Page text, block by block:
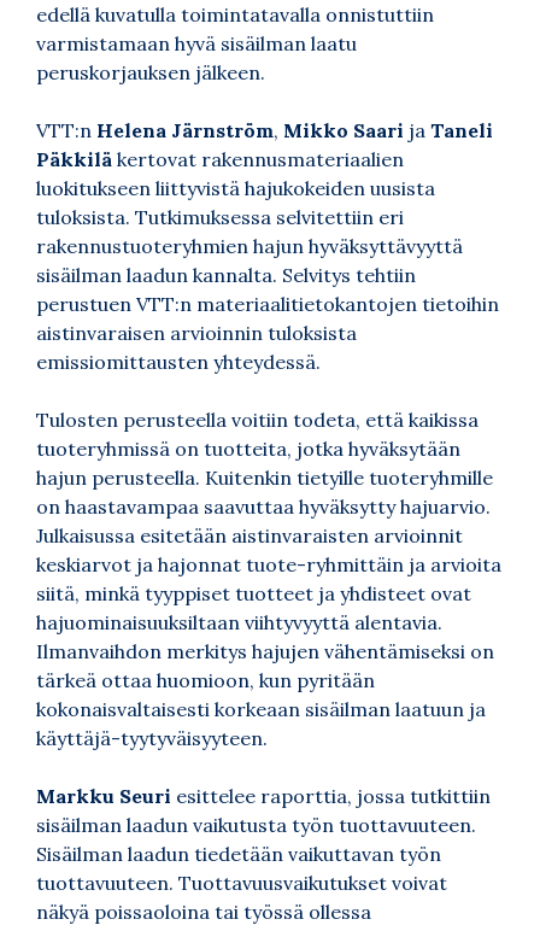
edellä kuvatulla toimintatavalla onnistuttiin
varmistamaan hyvä sisäilman laatu
peruskorjauksen jälkeen.
VTT:n Helena Järnström, Mikko Saari ja Taneli
Päkkilä kertovat rakennusmateriaalien
luokitukseen liittyvistä hajukokeiden uusista
tuloksista. Tutkimuksessa selvitettiin eri
rakennustuoteryhmien hajun hyväksyttävyyttä
sisäilman laadun kannalta. Selvitys tehtiin
perustuen VTT:n materiaalitietokantojen tietoihin
aistinvaraisen arvioinnin tuloksista
emissiomittausten yhteydessä.
Tulosten perusteella voitiin todeta, että kaikissa
tuoteryhmissä on tuotteita, jotka hyväksytään
hajun perusteella. Kuitenkin tietyille tuoteryhmille
on haastavampaa saavuttaa hyväksytty hajuarvio.
Julkaisussa esitetään aistinvaraisten arvioinnit
keskiarvot ja hajonnat tuote-ryhmittäin ja arvioita
siitä, minkä tyyppiset tuotteet ja yhdisteet ovat
hajuominaisuuksiltaan viihtyvyyttä alentavia.
Ilmanvaihdon merkitys hajujen vähentämiseksi on
tärkeä ottaa huomioon, kun pyritään
kokonaisvaltaisesti korkeaan sisäilman laatuun ja
käyttäjä-tyytyväisyyteen.
Markku Seuri esittelee raporttia, jossa tutkittiin
sisäilman laadun vaikutusta työn tuottavuuteen.
Sisäilman laadun tiedetään vaikuttavan työn
tuottavuuteen. Tuottavuusvaikutukset voivat
näkyä poissaoloina tai työssä ollessa